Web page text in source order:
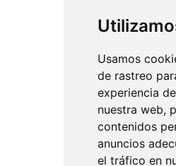
Usamos
de rastreo
experiencia
nuestra web,
contenidos
anuncios
el tráfico en